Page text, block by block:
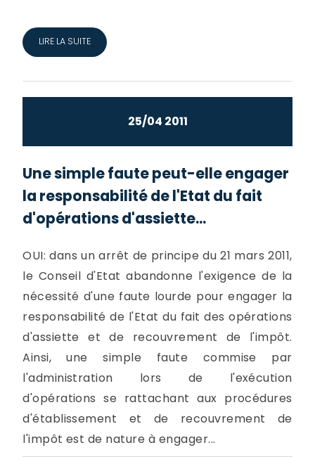
LIRE LA SUITE
25/04 2011
Une simple faute peut-elle engager
la responsabilité de l'Etat du fait
d'opérations d'assiette...
OUI: dans un arrêt de principe du 21 mars 2011,
le Conseil d'Etat abandonne l'exigence de la
nécessité d'une faute lourde pour engager la
responsabilité de l'Etat du fait des opérations
d'assiette et de recouvrement de l'impôt.
Ainsi, une simple faute commise par
l'administration lors de l'exécution
d'opérations se rattachant aux procédures
d'établissement et de recouvrement de
l'impôt est de nature à engager...